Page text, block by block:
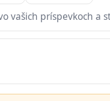
vašich príspevkoch a